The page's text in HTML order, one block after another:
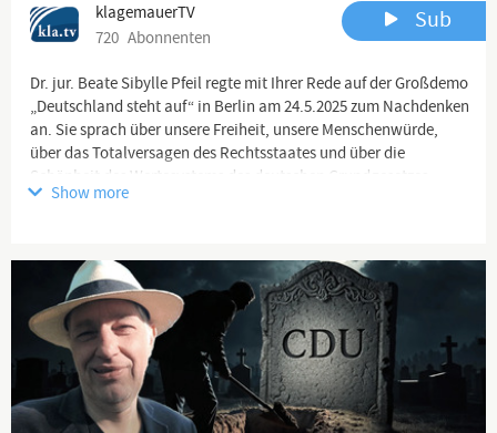
klagemauerTV
720 Abonnenten
Sub
Dr. jur. Beate Sibylle Pfeil regte mit Ihrer Rede auf der Großdemo
„Deutschland steht auf“ in Berlin am 24.5.2025 zum Nachdenken
an. Sie sprach über unsere Freiheit, unsere Menschenwürde,
über das Totalversagen des Rechtsstaates und über die
Schönheit des Wertesystems des deutschen Grundgesetzes.
Video-Text & Quellen:
👉https://www.kla.tv/37914/pdf
▬▬▬▬ Über diesen Kanal
▬▬▬▬▬▬▬▬▬▬▬▬▬▬▬▬
Show more